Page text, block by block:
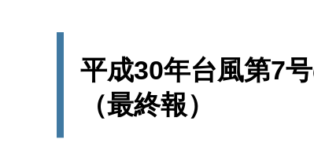
平成30年台風第7
（最終報）